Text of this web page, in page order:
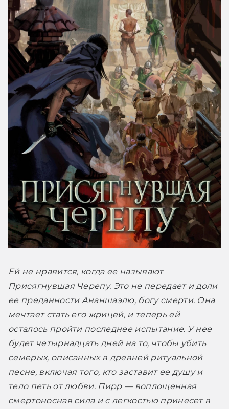
Ей не нравится, когда ее называют
Присягнувшая Черепу. Это не передает и доли
ее преданности Ананшаэлю, богу смерти. Она
мечтает стать его жрицей, и теперь ей
осталось пройти последнее испытание. У нее
будет четырнадцать дней на то, чтобы убить
семерых, описанных в древней ритуальной
песне, включая того, кто заставит ее душу и
тело петь от любви. Пирр — воплощенная
смертоносная сила и с легкостью принесет в